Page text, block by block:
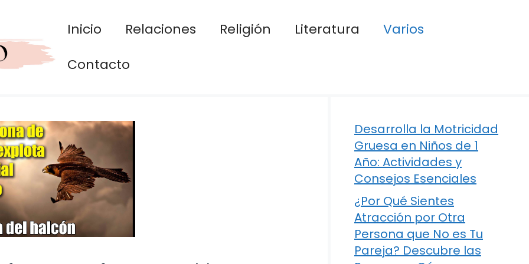
Inicio Relaciones Religión Literatura
Varios
Contacto
Desarrolla la Motricidad
Gruesa en Niños de 1
Año: Actividades y
Consejos Esenciales
¿Por Qué Sientes
Atracción por Otra
Persona que No es Tu
Pareja? Descubre las